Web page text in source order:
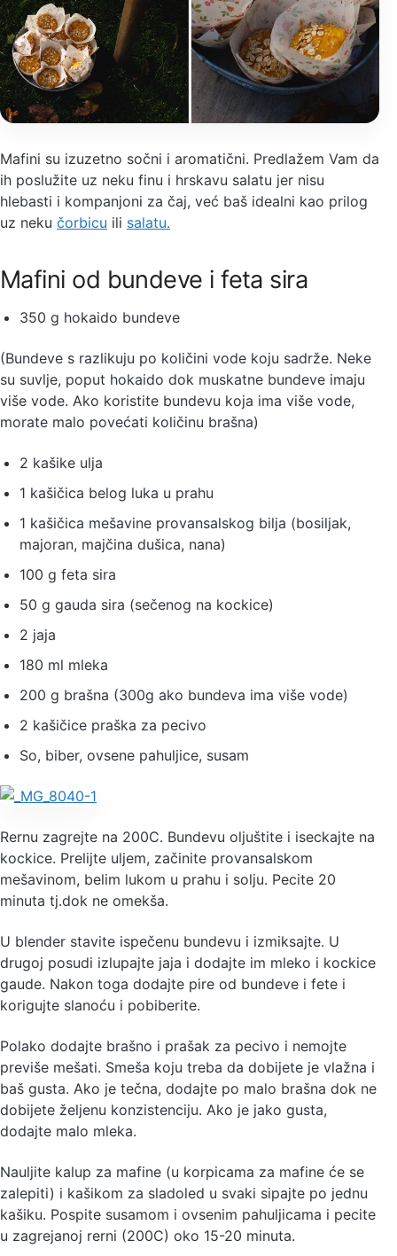
Mafini su izuzetno sočni i aromatični. Predlažem Vam da
ih poslužite uz neku finu i hrskavu salatu jer nisu
hlebasti i kompanjoni za čaj, već baš idealni kao prilog
uz neku čorbicu ili salatu.
Mafini od bundeve i feta sira
350 g hokaido bundeve
(Bundeve s razlikuju po količini vode koju sadrže. Neke
su suvlje, poput hokaido dok muskatne bundeve imaju
više vode. Ako koristite bundevu koja ima više vode,
morate malo povećati količinu brašna)
2 kašike ulja
1 kašičica belog luka u prahu
1 kašičica mešavine provansalskog bilja (bosiljak,
majoran, majčina dušica, nana)
100 g feta sira
50 g gauda sira (sečenog na kockice)
2 jaja
180 ml mleka
200 g brašna (300g ako bundeva ima više vode)
2 kašičice praška za pecivo
So, biber, ovsene pahuljice, susam
Rernu zagrejte na 200C. Bundevu oljuštite i iseckajte na
kockice. Prelijte uljem, začinite provansalskom
mešavinom, belim lukom u prahu i solju. Pecite 20
minuta tj.dok ne omekša.
U blender stavite ispečenu bundevu i izmiksajte. U
drugoj posudi izlupajte jaja i dodajte im mleko i kockice
gaude. Nakon toga dodajte pire od bundeve i fete i
korigujte slanoću i pobiberite.
Polako dodajte brašno i prašak za pecivo i nemojte
previše mešati. Smeša koju treba da dobijete je vlažna i
baš gusta. Ako je tečna, dodajte po malo brašna dok ne
dobijete željenu konzistenciju. Ako je jako gusta,
dodajte malo mleka.
Nauljite kalup za mafine (u korpicama za mafine će se
zalepiti) i kašikom za sladoled u svaki sipajte po jednu
kašiku. Pospite susamom i ovsenim pahuljicama i pecite
u zagrejanoj rerni (200C) oko 15-20 minuta.